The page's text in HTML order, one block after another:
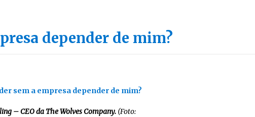
depender de mim?
– CEO da The Wolves Company. (Foto: